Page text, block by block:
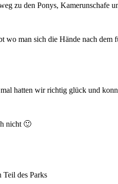
zu den Ponys, Kamerunschafe
wo man sich die Hände nach dem
hatten wir richtig glück und
nicht 🙂
Teil des Parks